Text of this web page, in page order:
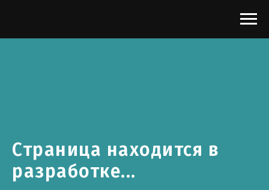
Страница находится в
разработке...